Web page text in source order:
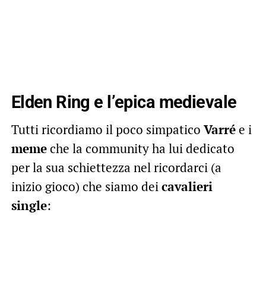
Elden Ring e l’epica medievale
Tutti ricordiamo il poco simpatico Varrée i
memeche la community ha lui dedicato
per la sua schiettezza nel ricordarci (a
inizio gioco) che siamo deicavalieri
single: